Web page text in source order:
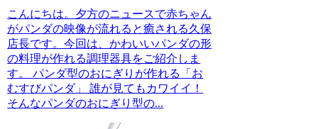
こんにちは。夕方のニュースで赤ちゃん
がパンダの映像が流れると癒される久保
店長です。今回は、かわいいパンダの形
の料理が作れる調理器具をご紹介しま
す。 パンダ型のおにぎりが作れる「お
むすびパンダ」 誰が見てもカワイイ！
そんなパンダのおにぎり型の...